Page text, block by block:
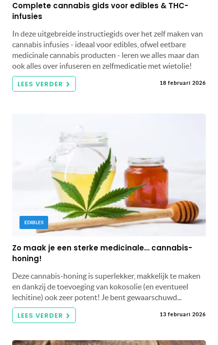
Complete cannabis gids voor edibles & THC-
infusies
In deze uitgebreide instructiegids over het zelf maken van
cannabis infusies - ideaal voor edibles, ofwel eetbare
medicinale cannabis producten - leren we alles maar dan
ook alles over infuseren en zelfmedicatie met wietolie!
LEES VERDER 18 februari 2026
EDIBLES
Zo maak je een sterke medicinale… cannabis-
honing!
Deze cannabis-honing is superlekker, makkelijk te maken
en dankzij de toevoeging van kokosolie (en eventueel
lechitine) ook zeer potent! Je bent gewaarschuwd...
LEES VERDER 13 februari 2026